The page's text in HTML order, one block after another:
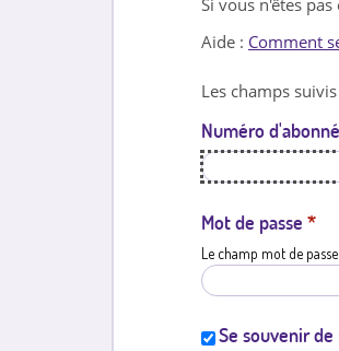
Aide : Comment
Les champs
Numéro
Mot de passe *
Le champ mot de
Se souvenir de